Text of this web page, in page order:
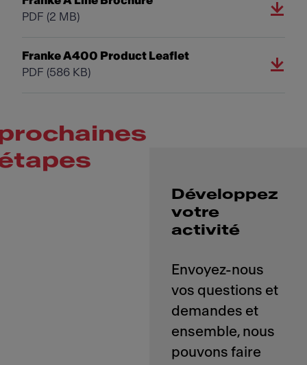
PDF (2 MB)
Franke A400 Product Leaflet
PDF (586 KB)
Développez
votre
activité
Envoyez-nous
vos questions et
demandes et
ensemble, nous
pouvons faire